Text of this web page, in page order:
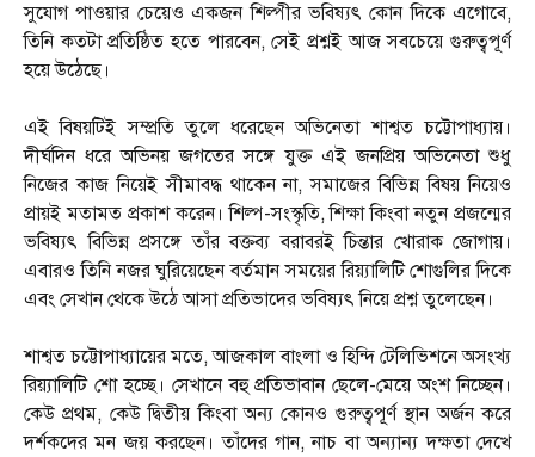
সুযোগ পাওয়ার চেয়েও একজন শিল্পীর ভবিষ্যৎ কোন দিকে এগোবে,
তিনি কতটা প্রতিষ্ঠিত হতে পারবেন, সেই প্রশ্নই আজ সবচেয়ে গুরুত্বপূর্ণ
হয়ে উঠেছে।
এই বিষয়টিই সম্প্রতি তুলে ধরেছেন অভিনেতা শাশ্বত চট্টোপাধ্যায়।
দীর্ঘদিন ধরে অভিনয় জগতের সঙ্গে যুক্ত এই জনপ্রিয় অভিনেতা শুধু
নিজের কাজ নিয়েই সীমাবদ্ধ থাকেন না, সমাজের বিভিন্ন বিষয় নিয়েও
প্রায়ই মতামত প্রকাশ করেন। শিল্প-সংস্কৃতি, শিক্ষা কিংবা নতুন প্রজন্মের
ভবিষ্যৎ বিভিন্ন প্রসঙ্গে তাঁর বক্তব্য বরাবরই চিন্তার খোরাক জোগায়।
এবারও তিনি নজর ঘুরিয়েছেন বর্তমান সময়ের রিয়্যালিটি শোগুলির দিকে
এবং সেখান থেকে উঠে আসা প্রতিভাদের ভবিষ্যৎ নিয়ে প্রশ্ন তুলেছেন।
শাশ্বত চট্টোপাধ্যায়ের মতে, আজকাল বাংলা ও হিন্দি টেলিভিশনে অসংখ্য
রিয়্যালিটি শো হচ্ছে। সেখানে বহু প্রতিভাবান ছেলে-মেয়ে অংশ নিচ্ছেন।
কেউ প্রথম, কেউ দ্বিতীয় কিংবা অন্য কোনও গুরুত্বপূর্ণ স্থান অর্জন করে
দর্শকদের মন জয় করছেন। তাঁদের গান, নাচ বা অন্যান্য দক্ষতা দেখে